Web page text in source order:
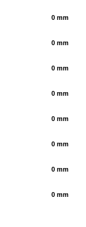
0 mm
0 mm
0 mm
0 mm
0 mm
0 mm
0 mm
0 mm